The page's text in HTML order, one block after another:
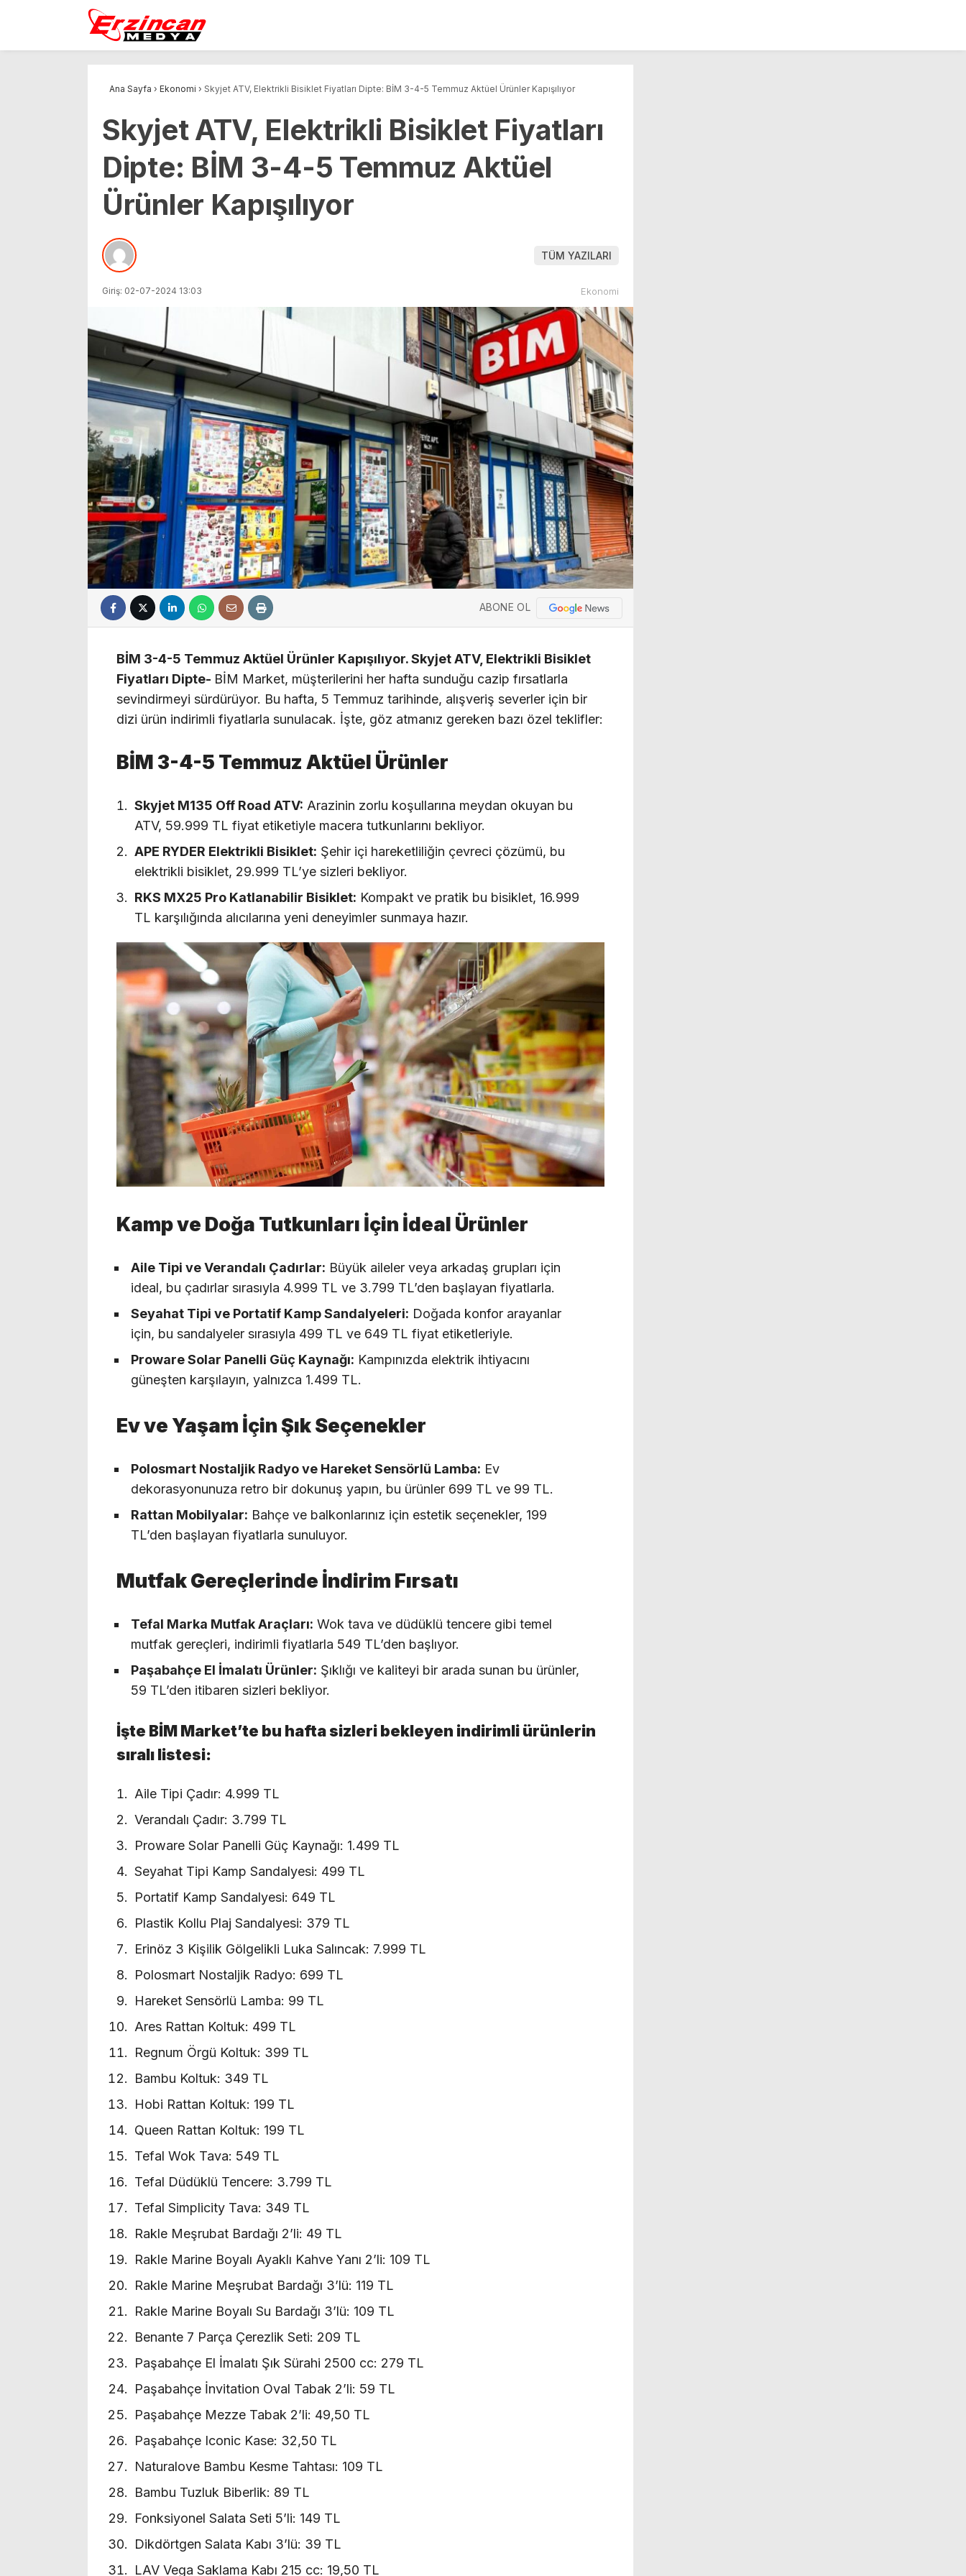
Ana Sayfa › Ekonomi › Skyjet ATV, Elektrikli Bisiklet Fiyatları Dipte: BİM 3-4-5 Temmuz Aktüel Ürünler Kapışılıyor
Skyjet ATV, Elektrikli Bisiklet Fiyatları
Dipte: BİM 3-4-5 Temmuz Aktüel
Ürünler Kapışılıyor
TÜM YAZILARI
Giriş: 02-07-2024 13:03 Ekonomi
ABONE OL
BİM 3-4-5 Temmuz Aktüel Ürünler Kapışılıyor. Skyjet ATV, Elektrikli Bisiklet
Fiyatları Dipte- BİM Market, müşterilerini her hafta sunduğu cazip fırsatlarla
sevindirmeyi sürdürüyor. Bu hafta, 5 Temmuz tarihinde, alışveriş severler için bir
dizi ürün indirimli fiyatlarla sunulacak. İşte, göz atmanız gereken bazı özel teklifler:
BİM 3-4-5 Temmuz Aktüel Ürünler
Skyjet M135 Off Road ATV: Arazinin zorlu koşullarına meydan okuyan bu
ATV, 59.999 TL fiyat etiketiyle macera tutkunlarını bekliyor.
APE RYDER Elektrikli Bisiklet: Şehir içi hareketliliğin çevreci çözümü, bu
elektrikli bisiklet, 29.999 TL’ye sizleri bekliyor.
RKS MX25 Pro Katlanabilir Bisiklet: Kompakt ve pratik bu bisiklet, 16.999
TL karşılığında alıcılarına yeni deneyimler sunmaya hazır.
Kamp ve Doğa Tutkunları İçin İdeal Ürünler
Aile Tipi ve Verandalı Çadırlar: Büyük aileler veya arkadaş grupları için
ideal, bu çadırlar sırasıyla 4.999 TL ve 3.799 TL’den başlayan fiyatlarla.
Seyahat Tipi ve Portatif Kamp Sandalyeleri: Doğada konfor arayanlar
için, bu sandalyeler sırasıyla 499 TL ve 649 TL fiyat etiketleriyle.
Proware Solar Panelli Güç Kaynağı: Kampınızda elektrik ihtiyacını
güneşten karşılayın, yalnızca 1.499 TL.
Ev ve Yaşam İçin Şık Seçenekler
Polosmart Nostaljik Radyo ve Hareket Sensörlü Lamba: Ev
dekorasyonunuza retro bir dokunuş yapın, bu ürünler 699 TL ve 99 TL.
Rattan Mobilyalar: Bahçe ve balkonlarınız için estetik seçenekler, 199
TL’den başlayan fiyatlarla sunuluyor.
Mutfak Gereçlerinde İndirim Fırsatı
Tefal Marka Mutfak Araçları: Wok tava ve düdüklü tencere gibi temel
mutfak gereçleri, indirimli fiyatlarla 549 TL’den başlıyor.
Paşabahçe El İmalatı Ürünler: Şıklığı ve kaliteyi bir arada sunan bu ürünler,
59 TL’den itibaren sizleri bekliyor.
İşte BİM Market’te bu hafta sizleri bekleyen indirimli ürünlerin
sıralı listesi:
Aile Tipi Çadır: 4.999 TL
Verandalı Çadır: 3.799 TL
Proware Solar Panelli Güç Kaynağı: 1.499 TL
Seyahat Tipi Kamp Sandalyesi: 499 TL
Portatif Kamp Sandalyesi: 649 TL
Plastik Kollu Plaj Sandalyesi: 379 TL
Erinöz 3 Kişilik Gölgelikli Luka Salıncak: 7.999 TL
Polosmart Nostaljik Radyo: 699 TL
Hareket Sensörlü Lamba: 99 TL
Ares Rattan Koltuk: 499 TL
Regnum Örgü Koltuk: 399 TL
Bambu Koltuk: 349 TL
Hobi Rattan Koltuk: 199 TL
Queen Rattan Koltuk: 199 TL
Tefal Wok Tava: 549 TL
Tefal Düdüklü Tencere: 3.799 TL
Tefal Simplicity Tava: 349 TL
Rakle Meşrubat Bardağı 2’li: 49 TL
Rakle Marine Boyalı Ayaklı Kahve Yanı 2’li: 109 TL
Rakle Marine Meşrubat Bardağı 3’lü: 119 TL
Rakle Marine Boyalı Su Bardağı 3’lü: 109 TL
Benante 7 Parça Çerezlik Seti: 209 TL
Paşabahçe El İmalatı Şık Sürahi 2500 cc: 279 TL
Paşabahçe İnvitation Oval Tabak 2’li: 59 TL
Paşabahçe Mezze Tabak 2’li: 49,50 TL
Paşabahçe Iconic Kase: 32,50 TL
Naturalove Bambu Kesme Tahtası: 109 TL
Bambu Tuzluk Biberlik: 89 TL
Fonksiyonel Salata Seti 5’li: 149 TL
Dikdörtgen Salata Kabı 3’lü: 39 TL
LAV Vega Saklama Kabı 215 cc: 19,50 TL